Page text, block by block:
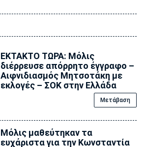
ΕΚΤΑΚΤΟ ΤΩΡΑ: Μόλις
διέρρευσε απόρρητο έγγραφο –
Αιφνιδιασμός Μητσοτάκη με
εκλογές – ΣΟΚ στην Ελλάδα
Μετάβαση
Μόλις μαθεύτηκαν τα
ευχάριστα για την Κωνσταντία